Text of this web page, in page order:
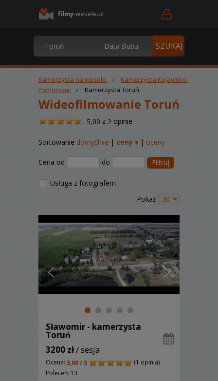
filmy-wesele.pl
Kamerzysta na wesele ›
Kamerzysta Kujawsko-
Pomorskie
› Kamerzysta Toruń
Wideofilmowanie Toruń
5,00 /z 2 opinie
Sortowanie domyślnie | ceny ▾| oceny
Cena od do Filtruj
Usługa z fotografem
Pokaż
Sławomir - kamerzysta
Toruń
3200 zł/ sesja
Ocena: 5,00 / 5
(1 opinia)
Poleceń: 13